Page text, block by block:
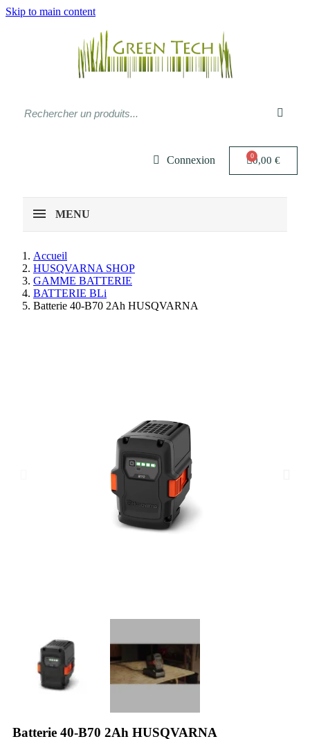
Skip to main content
Connexion 0,00 €
MENU
Accueil
HUSQVARNA SHOP
GAMME BATTERIE
BATTERIE BLi
Batterie 40-B70 2Ah HUSQVARNA
Batterie 40-B70 2Ah HUSQVARNA